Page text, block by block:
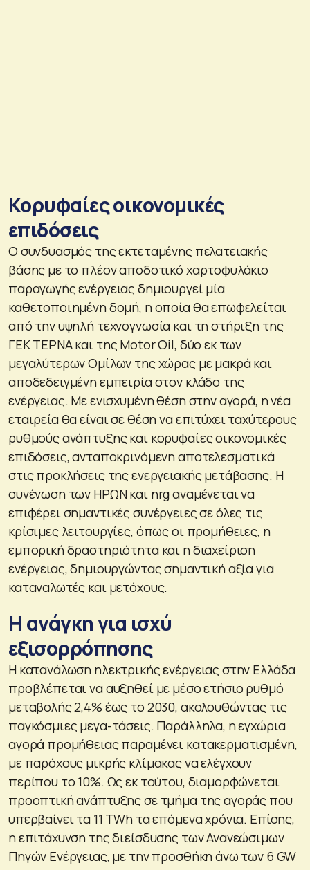
Κορυφαίες οικονομικές
επιδόσεις
Ο συνδυασμός της εκτεταμένης πελατειακής
βάσης με το πλέον αποδοτικό χαρτοφυλάκιο
παραγωγής ενέργειας δημιουργεί μία
καθετοποιημένη δομή, η οποία θα επωφελείται
από την υψηλή τεχνογνωσία και τη στήριξη της
ΓΕΚ ΤΕΡΝΑ και της Motor Oil, δύο εκ των
μεγαλύτερων Ομίλων της χώρας με μακρά και
αποδεδειγμένη εμπειρία στον κλάδο της
ενέργειας. Με ενισχυμένη θέση στην αγορά, η νέα
εταιρεία θα είναι σε θέση να επιτύχει ταχύτερους
ρυθμούς ανάπτυξης και κορυφαίες οικονομικές
επιδόσεις, ανταποκρινόμενη αποτελεσματικά
στις προκλήσεις της ενεργειακής μετάβασης. Η
συνένωση των ΗΡΩΝ και nrg αναμένεται να
επιφέρει σημαντικές συνέργειες σε όλες τις
κρίσιμες λειτουργίες, όπως οι προμήθειες, η
εμπορική δραστηριότητα και η διαχείριση
ενέργειας, δημιουργώντας σημαντική αξία για
καταναλωτές και μετόχους.
Η ανάγκη για ισχύ
εξισορρόπησης
Η κατανάλωση ηλεκτρικής ενέργειας στην Ελλάδα
προβλέπεται να αυξηθεί με μέσο ετήσιο ρυθμό
μεταβολής 2,4% έως το 2030, ακολουθώντας τις
παγκόσμιες μεγα-τάσεις. Παράλληλα, η εγχώρια
αγορά προμήθειας παραμένει κατακερματισμένη,
με παρόχους μικρής κλίμακας να ελέγχουν
περίπου το 10%. Ως εκ τούτου, διαμορφώνεται
προοπτική ανάπτυξης σε τμήμα της αγοράς που
υπερβαίνει τα 11 TWh τα επόμενα χρόνια. Επίσης,
η επιτάχυνση της διείσδυσης των Ανανεώσιμων
Πηγών Ενέργειας, με την προσθήκη άνω των 6 GW